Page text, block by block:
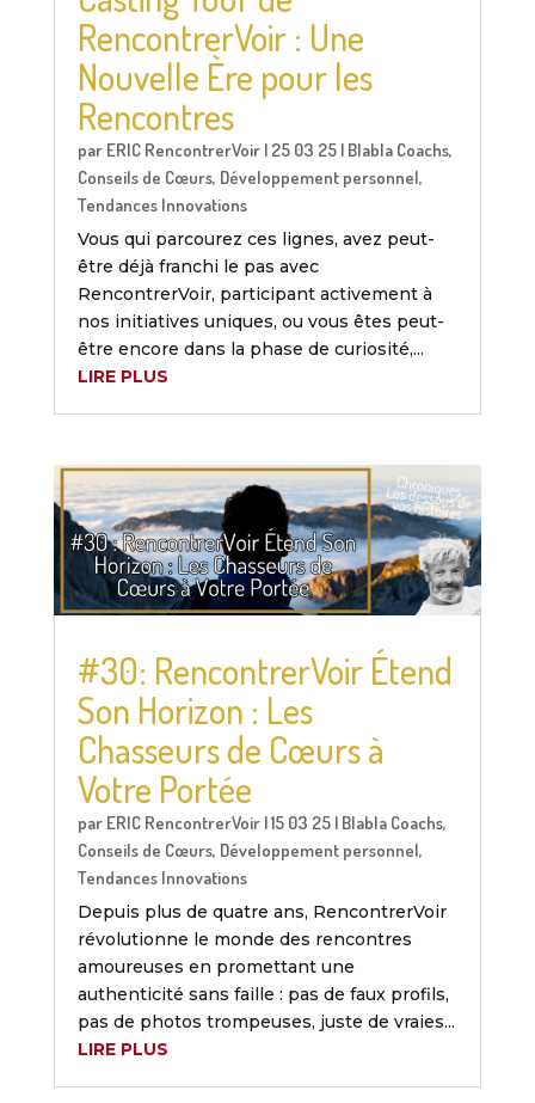
RencontrerVoir : Une
Nouvelle Ère pour les
Rencontres
par ERIC RencontrerVoir| 25 03 25| Blabla Coachs,
Conseils de Cœurs, Développement personnel,
Tendances Innovations
Vous qui parcourez ces lignes, avez peut-
être déjà franchi le pas avec
RencontrerVoir, participant activement à
nos initiatives uniques, ou vous êtes peut-
être encore dans la phase de curiosité,...
LIRE PLUS
#30: RencontrerVoir Étend
Son Horizon : Les
Chasseurs de Cœurs à
Votre Portée
par ERIC RencontrerVoir|15 03 25| Blabla Coachs,
Conseils de Cœurs, Développement personnel,
Tendances Innovations
Depuis plus de quatre ans, RencontrerVoir
révolutionne le monde des rencontres
amoureuses en promettant une
authenticité sans faille : pas de faux profils,
pas de photos trompeuses, juste de vraies...
LIRE PLUS